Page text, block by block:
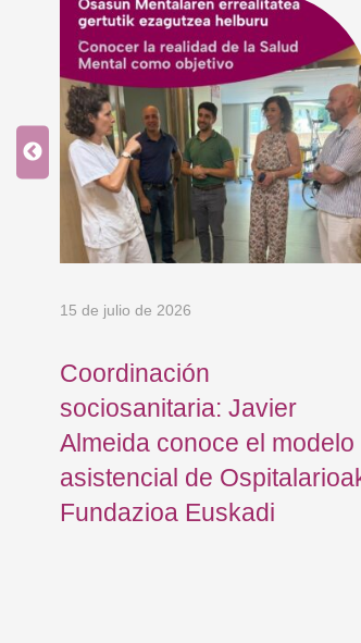
15 de julio de 2026
Coordinación
sociosanitaria: Javier
Almeida conoce el modelo
asistencial de
Fundazioa Euskadi